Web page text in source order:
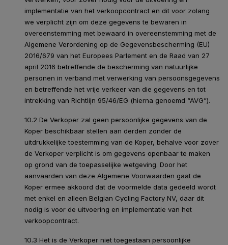
implementatie van het verkoopcontract en dit voor zolang
we verplicht zijn om deze gegevens te bewaren in
overeenstemming met bewaard in overeenstemming met de
Algemene Verordening op de Gegevensbescherming (EU)
2016/679 van het Europees Parlement en de Raad van 27
april 2016 betreffende de bescherming van natuurlijke
personen in verband met verwerking van persoonsgegevens
en betreffende het vrije verkeer van die gegevens en tot
intrekking van Richtlijn 95/46/EG (hierna genoemd “AVG”).
10.2 De Verkoper zal geen persoonlijke gegevens van de
Koper beschikbaar stellen aan derden zonder de
uitdrukkelijke toestemming van de Koper, behalve voor zover
de Verkoper verplicht is om gegevens openbaar te maken
op grond van de toepasselijke wetgeving. Door het
aanvaarden van deze Algemene Voorwaarden gaat de
Koper ermee akkoord dat de voormelde data gedeeld wordt
met enkel en alleen Belgian Cycling Factory NV, daar dit
nodig is voor de uitvoering en implementatie van het
verkoopcontract.
10.3 Het is de Verkoper niet toegestaan persoonlijke